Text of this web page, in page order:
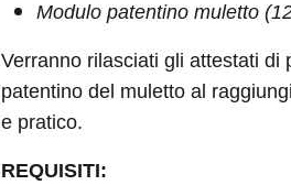
Modulo patentino muletto
Verranno rilasciati gli attestati di
patentino del muletto al
e pratico.
REQUISITI: